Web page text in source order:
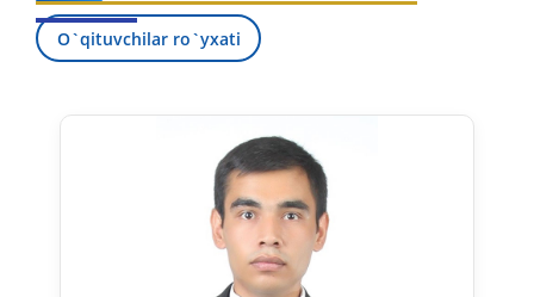
O`qituvchilar ro`yxati